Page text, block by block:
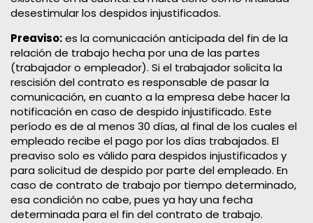
desestimular los despidos injustificados.
Preaviso:es la comunicación anticipada del fin de la
relación de trabajo hecha por una de las partes
(trabajador o empleador). Si el trabajador solicita la
rescisión del contrato es responsable de pasar la
comunicación, en cuanto a la empresa debe hacer la
notificación en caso de despido injustificado. Este
período es de al menos 30 días, al final de los cuales el
empleado recibe el pago por los días trabajados. El
preaviso solo es válido para despidos injustificados y
para solicitud de despido por parte del empleado. En
caso de contrato de trabajo por tiempo determinado,
esa condición no cabe, pues ya hay una fecha
determinada para el fin del contrato de trabajo.